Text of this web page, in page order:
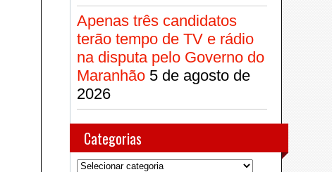
Apenas três candidatos
terão tempo de TV e rádio
na disputa pelo Governo do
Maranhão 5 de agosto de
2026
Categorias
Categorias